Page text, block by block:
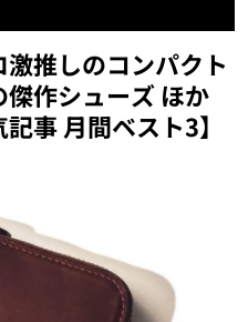
激推しのコンパクト
作シューズ ほか
事 月間ベスト3】